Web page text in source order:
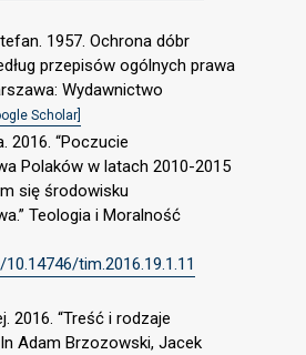
1957. Ochrona dóbr
przepisów ogólnych prawa
Wydawnictwo
Scholar]
2016. “Poczucie
Polaków w latach 2010-2015
się środowisku
Teologia i Moralność
tim.2016.19.1.11
2016. “Treść i rodzaje
Adam Brzozowski, Jacek